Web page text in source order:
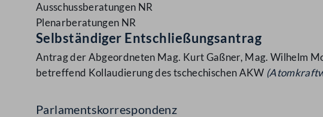
Ausschussberatungen NR
Plenarberatungen NR
Selbständiger Entschließungsantrag
Antrag der Abgeordneten Mag. Kurt Gaßner, Mag. Wilhelm
betreffend Kollaudierung des tschechischen AKW
Parlamentskorrespondenz